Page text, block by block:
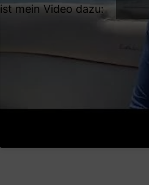
ist mein Video dazu: